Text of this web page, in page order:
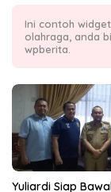
Ini contoh
olahraga, anda
wpberita.
Yuliardi Siap